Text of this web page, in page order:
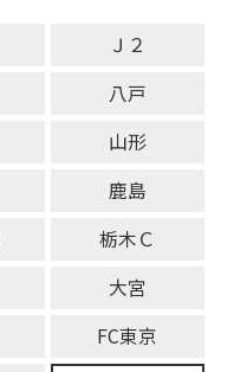
Ｊ２
八戸
山形
鹿島
栃木Ｃ
大宮
FC東京